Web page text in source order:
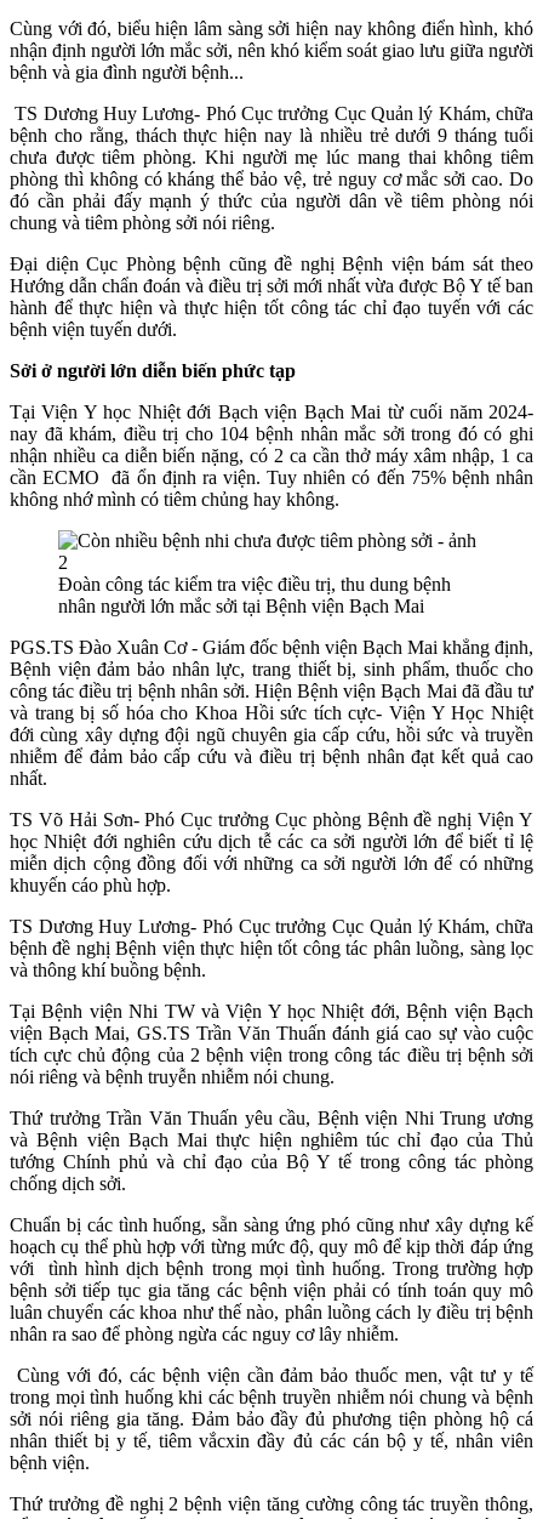
Cùng với đó, biểu hiện lâm sàng sởi hiện nay không điển hình, khó
nhận định người lớn mắc sởi, nên khó kiểm soát giao lưu giữa người
bệnh và gia đình người bệnh...
TS Dương Huy Lương- Phó Cục trưởng Cục Quản lý Khám, chữa
bệnh cho rằng, thách thực hiện nay là nhiều trẻ dưới 9 tháng tuổi
chưa được tiêm phòng. Khi người mẹ lúc mang thai không tiêm
phòng thì không có kháng thể bảo vệ, trẻ nguy cơ mắc sởi cao. Do
đó cần phải đấy mạnh ý thức của người dân về tiêm phòng nói
chung và tiêm phòng sởi nói riêng.
Đại diện Cục Phòng bệnh cũng đề nghị Bệnh viện bám sát theo
Hướng dẫn chẩn đoán và điều trị sởi mới nhất vừa được Bộ Y tế ban
hành để thực hiện và thực hiện tốt công tác chỉ đạo tuyến với các
bệnh viện tuyến dưới.
Sởi ở người lớn diễn biến phức tạp
Tại Viện Y học Nhiệt đới Bạch viện Bạch Mai từ cuối năm 2024-
nay đã khám, điều trị cho 104 bệnh nhân mắc sởi trong đó có ghi
nhận nhiều ca diễn biến nặng, có 2 ca cần thở máy xâm nhập, 1 ca
cần ECMO đã ổn định ra viện. Tuy nhiên có đến 75% bệnh nhân
không nhớ mình có tiêm chủng hay không.
Đoàn công tác kiểm tra việc điều trị, thu dung bệnh
nhân người lớn mắc sởi tại Bệnh viện Bạch Mai
PGS.TS Đào Xuân Cơ - Giám đốc bệnh viện Bạch Mai khẳng định,
Bệnh viện đảm bảo nhân lực, trang thiết bị, sinh phẩm, thuốc cho
công tác điều trị bệnh nhân sởi. Hiện Bệnh viện Bạch Mai đã đầu tư
và trang bị số hóa cho Khoa Hồi sức tích cực- Viện Y Học Nhiệt
đới cùng xây dựng đội ngũ chuyên gia cấp cứu, hồi sức và truyền
nhiễm để đảm bảo cấp cứu và điều trị bệnh nhân đạt kết quả cao
nhất.
TS Võ Hải Sơn- Phó Cục trưởng Cục phòng Bệnh đề nghị Viện Y
học Nhiệt đới nghiên cứu dịch tễ các ca sởi người lớn để biết tỉ lệ
miễn dịch cộng đồng đối với những ca sởi người lớn để có những
khuyến cáo phù hợp.
TS Dương Huy Lương- Phó Cục trưởng Cục Quản lý Khám, chữa
bệnh đề nghị Bệnh viện thực hiện tốt công tác phân luồng, sàng lọc
và thông khí buồng bệnh.
Tại Bệnh viện Nhi TW và Viện Y học Nhiệt đới, Bệnh viện Bạch
viện Bạch Mai, GS.TS Trần Văn Thuấn đánh giá cao sự vào cuộc
tích cực chủ động của 2 bệnh viện trong công tác điều trị bệnh sởi
nói riêng và bệnh truyễn nhiễm nói chung.
Thứ trưởng Trần Văn Thuấn yêu cầu, Bệnh viện Nhi Trung ương
và Bệnh viện Bạch Mai thực hiện nghiêm túc chỉ đạo của Thủ
tướng Chính phủ và chỉ đạo của Bộ Y tế trong công tác phòng
chống dịch sởi.
Chuẩn bị các tình huống, sẵn sàng ứng phó cũng như xây dựng kế
hoạch cụ thể phù hợp với từng mức độ, quy mô để kịp thời đáp ứng
với tình hình dịch bệnh trong mọi tình huống. Trong trường hợp
bệnh sởi tiếp tục gia tăng các bệnh viện phải có tính toán quy mô
luân chuyển các khoa như thế nào, phân luồng cách ly điều trị bệnh
nhân ra sao để phòng ngừa các nguy cơ lây nhiễm.
Cùng với đó, các bệnh viện cần đảm bảo thuốc men, vật tư y tế
trong mọi tình huống khi các bệnh truyền nhiễm nói chung và bệnh
sởi nói riêng gia tăng. Đảm bảo đầy đủ phương tiện phòng hộ cá
nhân thiết bị y tế, tiêm vắcxin đầy đủ các cán bộ y tế, nhân viên
bệnh viện.
Thứ trưởng đề nghị 2 bệnh viện tăng cường công tác truyền thông,